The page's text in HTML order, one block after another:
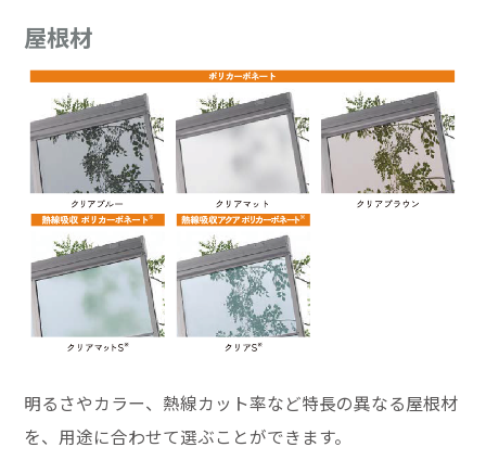
屋根材
明るさやカラー、熱線カット率など特長の異なる屋根材
を、用途に合わせて選ぶことができます。